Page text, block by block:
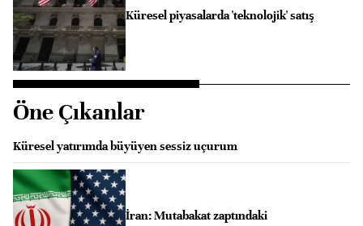
Küresel piyasalarda 'teknolojik' satış
Öne Çıkanlar
Küresel yatırımda büyüyen sessiz uçurum
İran: Mutabakat zaptındaki